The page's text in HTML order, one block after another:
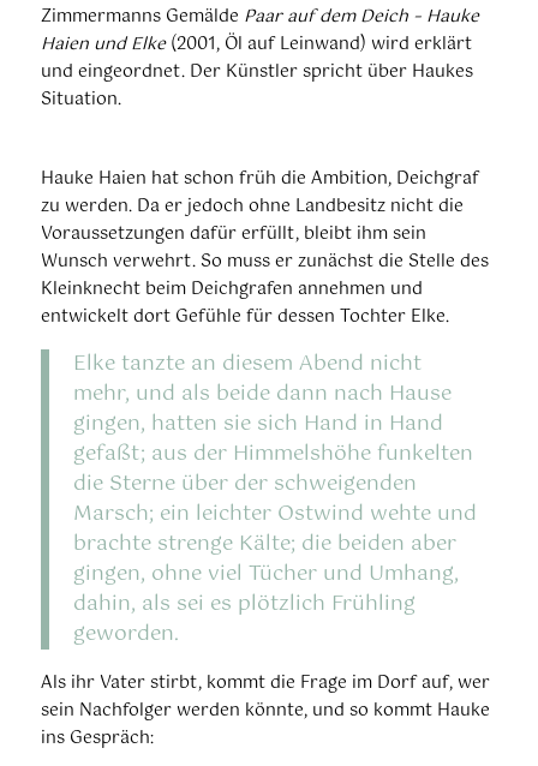
Zimmermanns Gemälde Paar auf dem Deich – Hauke
Haien und Elke(2001, Öl auf Leinwand) wird erklärt
und eingeordnet. Der Künstler spricht über Haukes
Situation.
Hauke Haien hat schon früh die Ambition, Deichgraf
zu werden. Da er jedoch ohne Landbesitz nicht die
Voraussetzungen dafür erfüllt, bleibt ihm sein
Wunsch verwehrt. So muss er zunächst die Stelle des
Kleinknecht beim Deichgrafen annehmen und
entwickelt dort Gefühle für dessen Tochter Elke.
Elke tanzte an diesem Abend nicht
mehr, und als beide dann nach Hause
gingen, hatten sie sich Hand in Hand
gefaßt; aus der Himmelshöhe funkelten
die Sterne über der schweigenden
Marsch; ein leichter Ostwind wehte und
brachte strenge Kälte; die beiden aber
gingen, ohne viel Tücher und Umhang,
dahin, als sei es plötzlich Frühling
geworden.
Als ihr Vater stirbt, kommt die Frage im Dorf auf, wer
sein Nachfolger werden könnte, und so kommt Hauke
ins Gespräch: